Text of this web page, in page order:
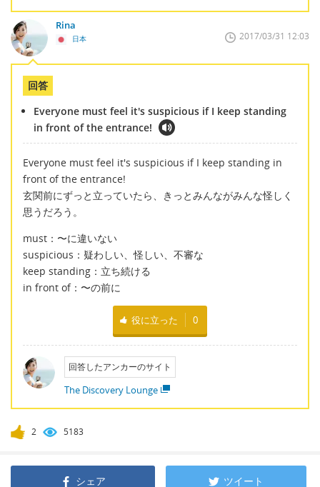
Rina
日本 2017/03/31 12:03
回答
Everyone must feel it's suspicious if I keep standing
in front of the entrance!
Everyone must feel it's suspicious if I keep standing in
front of the entrance!
玄関前にずっと立っていたら、きっとみんながみんな怪しく
思うだろう。
must：〜に違いない
suspicious：疑わしい、怪しい、不審な
keep standing：立ち続ける
in front of：〜の前に
役に立った 0
回答したアンカーのサイト
The Discovery Lounge
2 5183
シェア ツイート